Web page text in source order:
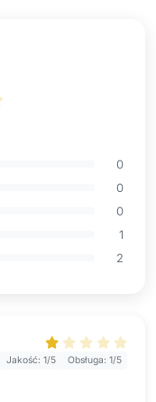
0
0
0
1
2
Jakość: 1/5 Obsługa: 1/5